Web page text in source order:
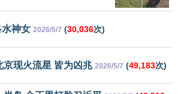
水神女 2026/5/7 (30,036次)
京现火流星 皆为凶兆 2026/5/7 (49,183次)